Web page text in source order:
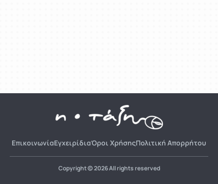
ΕπικοινωνίαΕγχειρίδιαΌροι ΧρήσηςΠολιτική Απορρήτου
Copyright © 2026 All rights reserved